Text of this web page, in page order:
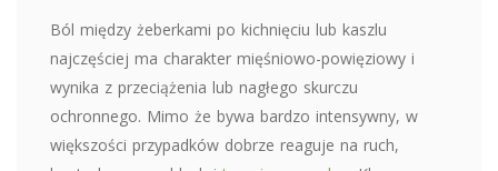
Ból między żeberkami po kichnięciu lub kaszlu
najczęściej ma charakter mięśniowo-powięziowy i
wynika z przeciążenia lub nagłego skurczu
ochronnego. Mimo że bywa bardzo intensywny, w
większości przypadków dobrze reaguje na ruch,